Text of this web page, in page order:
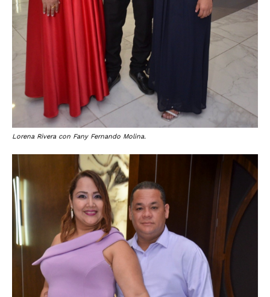
Lorena Rivera con Fany Fernando Molina.